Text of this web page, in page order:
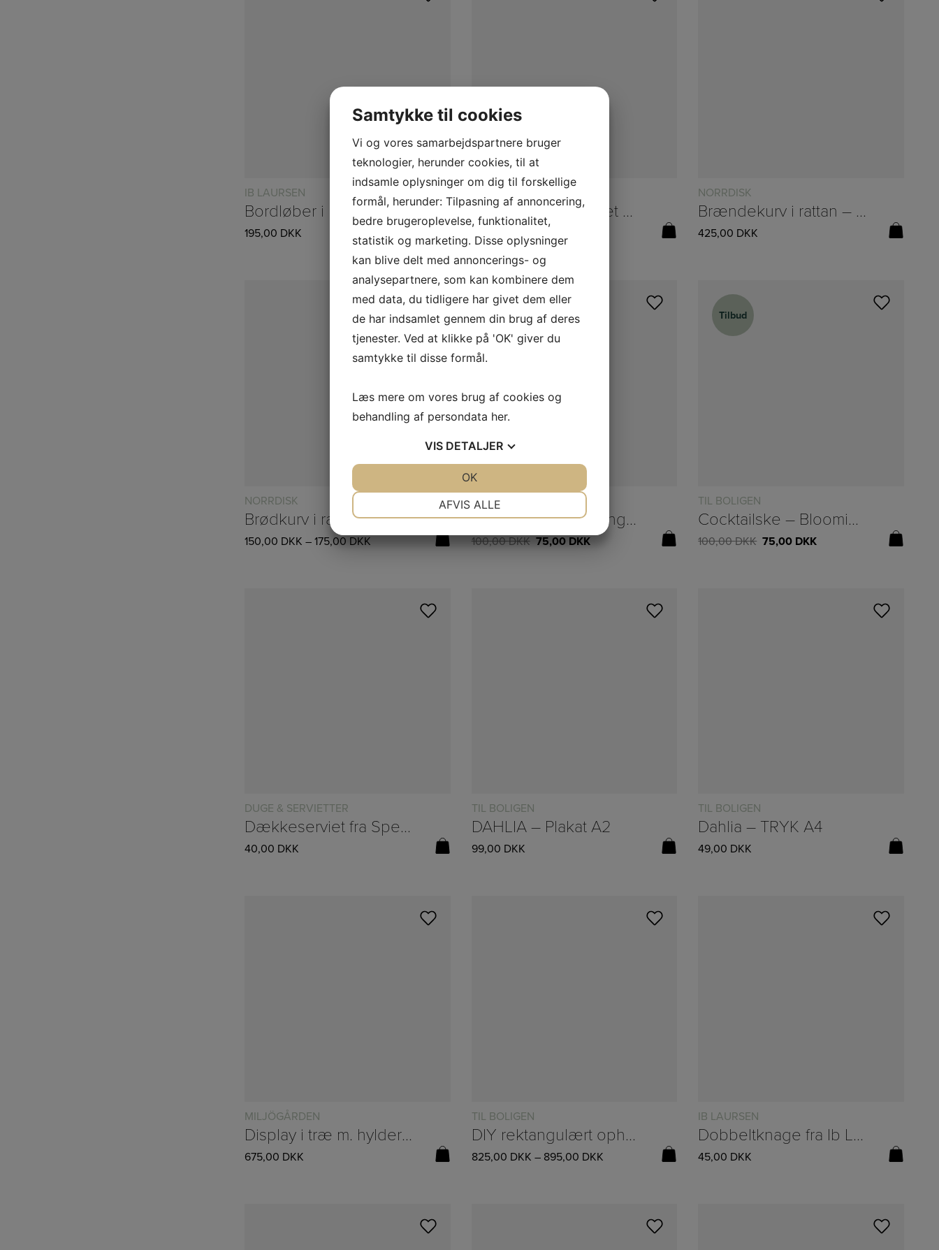
IB LAURSEN
Bordløber i hørfarvet m/julehjerter fra Ib Laursen – B:30/L:160
195,00 DKK
IB LAURSEN
Bordløber i hørfarvet m/julekugler fra Ib Laursen – B:30/L:160
195,00 DKK
NORRDISK
Brændekurv i rattan – Ø:52/H:39cm
425,00 DKK
Læs mere
NORRDISK
Brødkurv i rattan – vælg mellem 2 størrelser
150,00 DKK –175,00 DKK
Tilbud
TIL BOLIGEN
Cocktailsi – Bloomingville
100,00DKK 75,00 DKK
Tilbud
Tilbud
TIL BOLIGEN
Cocktailske – Bloomingville
100,00DKK 75,00 DKK
DUGE & SERVIETTER
Dækkeserviet fra Speedtsberg – Ø:38cm
40,00 DKK
TIL BOLIGEN
DAHLIA – Plakat A2
99,00 DKK
TIL BOLIGEN
Dahlia – TRYK A4
49,00 DKK
MILJÖGÅRDEN
Display i træ m. hylder fra Miljögården – H:48/B:48cm
675,00 DKK
TIL BOLIGEN
DIY rektangulært ophæng til dekoration 140/180 x 70cm
825,00 DKK – 895,00 DKK
IB LAURSEN
Dobbeltknage fra Ib Laursen
45,00 DKK
Samtykke til cookies
Vi og vores samarbejdspartnere bruger
teknologier, herunder cookies, til at
indsamle oplysninger om dig til forskellige
formål, herunder: Tilpasning af annoncering,
bedre brugeroplevelse, funktionalitet,
statistik og marketing. Disse oplysninger
kan blive delt med annoncerings- og
analysepartnere, som kan kombinere dem
med data, du tidligere har givet dem eller
de har indsamlet gennem din brug af deres
tjenester. Ved at klikke på 'OK' giver du
samtykke til disse formål.
Læs mere om vores brug af cookies og
behandling af persondata her.
VIS DETALJER
MARKETING STATISTIK
AFVIS ALLE
OK